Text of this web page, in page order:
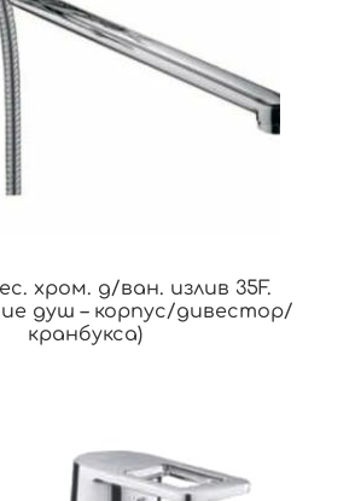
хром. д/ван. излив 35F.
душ – корпус/дивестор/
кранбукса)